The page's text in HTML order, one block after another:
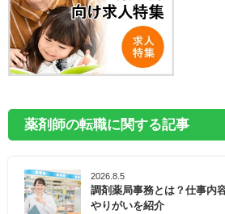
薬剤師の転職に関する記事
2026.8.5
調剤薬局事務とは？仕事内
やりがいを紹介